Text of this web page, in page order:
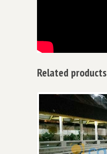
Related products